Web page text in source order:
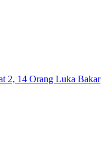
2, 14 Orang Luka Bakar